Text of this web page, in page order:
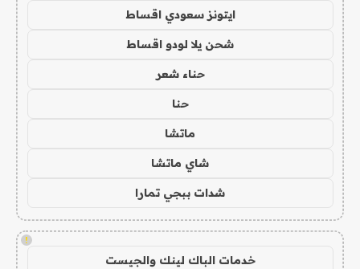
ايتونز سعودي اقساط
شحن يلا لودو اقساط
حناء شعر
حنا
ماتشا
شاي ماتشا
شدات ببجي تمارا
!
خدمات الباك لينك والجيست